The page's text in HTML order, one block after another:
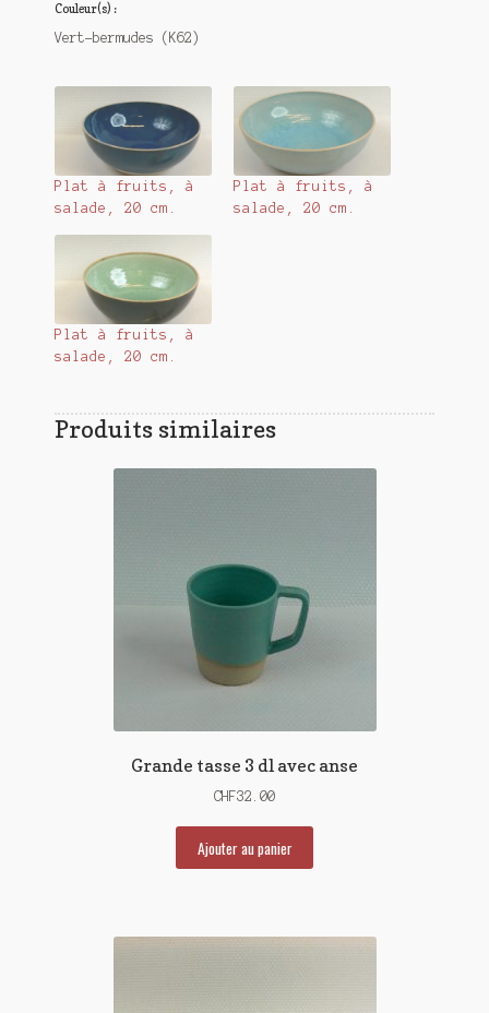
Couleur(s) :
Vert-bermudes (K62)
Plat à fruits, à
salade, 20 cm.
Plat à fruits, à
salade, 20 cm.
Plat à fruits, à
salade, 20 cm.
Produits similaires
Grande tasse 3 dl avec anse
CHF32.00
Ajouter au panier